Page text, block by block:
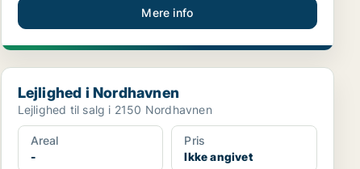
Mere info
Lejlighed i Nordhavnen
Lejlighed i Nordhavnen
Lejlighed til salg i 2150 Nordhavnen
Areal
-
Pris
Ikke angivet